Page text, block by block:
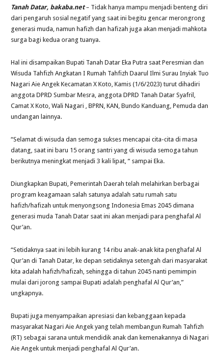
Tanah Datar, bakaba.net– Tidak hanya mampu menjadi benteng diri
dari pengaruh sosial negatif yang saat ini begitu gencar merongrong
generasi muda, namun hafizh dan hafizah juga akan menjadi mahkota
surga bagi kedua orang tuanya.
Hal ini disampaikan Bupati Tanah Datar Eka Putra saat Peresmian dan
Wisuda Tahfizh Angkatan I Rumah Tahfizh Daarul Ilmi Surau Inyiak Tuo
Nagari Aie Angek Kecamatan X Koto, Kamis (1/6/2023) turut dihadiri
anggota DPRD Sumbar Mesra, anggota DPRD Tanah Datar Syafril,
Camat X Koto, Wali Nagari , BPRN, KAN, Bundo Kanduang, Pemuda dan
undangan lainnya.
“Selamat di wisuda dan semoga sukses mencapai cita-cita di masa
datang, saat ini baru 15 orang santri yang di wisuda semoga tahun
berikutnya meningkat menjadi 3 kali lipat, “ sampai Eka.
Diungkapkan Bupati, Pemerintah Daerah telah melahirkan berbagai
program keagamaan salah satunya adalah satu rumah satu
hafizh/hafizah untuk menyongsong Indonesia Emas 2045 dimana
generasi muda Tanah Datar saat ini akan menjadi para penghafal Al
Qur’an.
“Setidaknya saat ini lebih kurang 14 ribu anak-anak kita penghafal Al
Qur’an di Tanah Datar, ke depan setidaknya setengah dari masyarakat
kita adalah hafizh/hafizah, sehingga di tahun 2045 nanti pemimpin
mulai dari jorong sampai Bupati adalah penghafal Al Qur’an,”
ungkapnya.
Bupati juga menyampaikan apresiasi dan kebanggaan kepada
masyarakat Nagari Aie Angek yang telah membangun Rumah Tahfizh
(RT) sebagai sarana untuk mendidik anak dan kemenakannya di Nagari
Aie Angek untuk menjadi penghafal Al Qur’an.